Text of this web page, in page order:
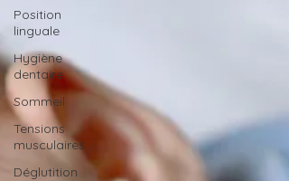
Position
linguale
Hygiène
dentaire
Sommeil
Tensions
musculaires
Déglutition